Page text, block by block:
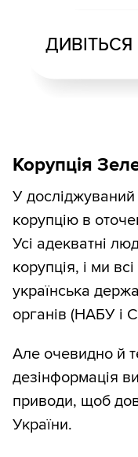
Корупція
У
корупцію в
Усі адекватні
корупція, і ми
українська
органів (НАБУ і
Але очевидно й
дезінформація
приводи, щоб
України.